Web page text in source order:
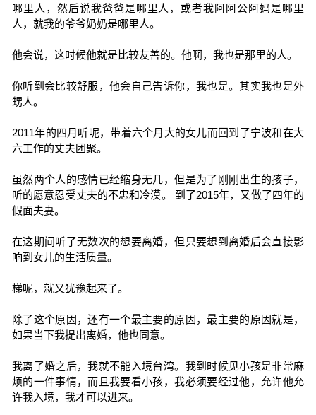
哪里人，然后说我爸爸是哪里人，或者我阿阿公阿妈是哪里
人，就我的爷爷奶奶是哪里人。
他会说，这时候他就是比较友善的。他啊，我也是那里的人。
你听到会比较舒服，他会自己告诉你，我也是。其实我也是外
甥人。
2011年的四月听呢，带着六个月大的女儿而回到了宁波和在大
六工作的丈夫团聚。
虽然两个人的感情已经缩身无几，但是为了刚刚出生的孩子，
听的愿意忍受丈夫的不忠和冷漠。 到了2015年，又做了四年的
假面夫妻。
在这期间听了无数次的想要离婚，但只要想到离婚后会直接影
响到女儿的生活质量。
梯呢，就又犹豫起来了。
除了这个原因，还有一个最主要的原因，最主要的原因就是，
如果当下我提出离婚，他也同意。
我离了婚之后，我就不能入境台湾。我到时候见小孩是非常麻
烦的一件事情，而且我要看小孩，我必须要经过他，允许他允
许我入境，我才可以进来。